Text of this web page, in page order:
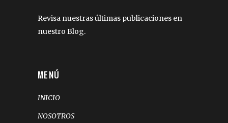
Revisa nuestras últimas publicaciones en
nuestro Blog.
MENÚ
INICIO
NOSOTROS